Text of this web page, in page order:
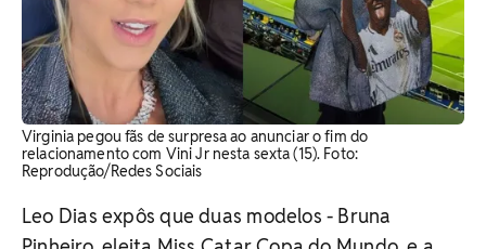
Virginia pegou fãs de surpresa ao anunciar o fim do
relacionamento com Vini Jr nesta sexta (15). Foto:
Reprodução/Redes Sociais
Leo Dias expôs que duas modelos - Bruna